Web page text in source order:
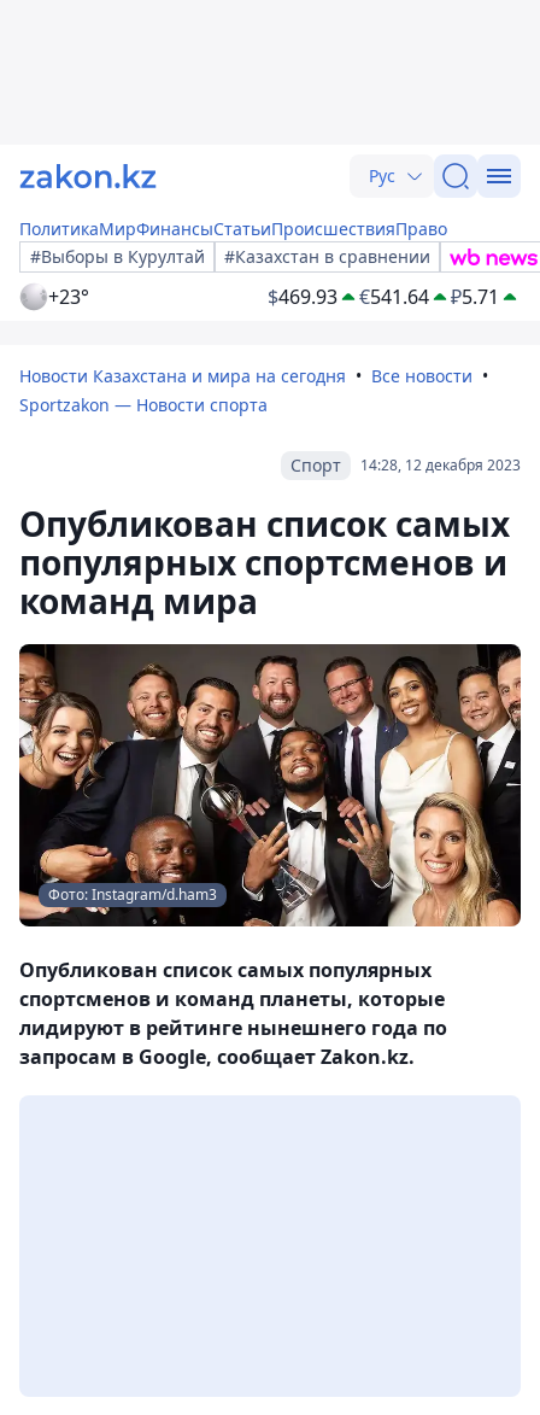
Рус
ПолитикаМирФинансыСтатьиПроисшествияПраво
#Выборы в Курултай
#Казахстан в сравнении
+23° $469.93 €541.64 ₽5.71
Новости Казахстана и мира на сегодня
Все новости
Sportzakon — Новости спорта
14:28, 12 декабря 2023
Спорт
Опубликован список самых
популярных спортсменов и
команд мира
Фото: Instagram/d.ham3
Опубликован список самых популярных
спортсменов и команд планеты, которые
лидируют в рейтинге нынешнего года по
запросам в Google, сообщает Zakon.kz.